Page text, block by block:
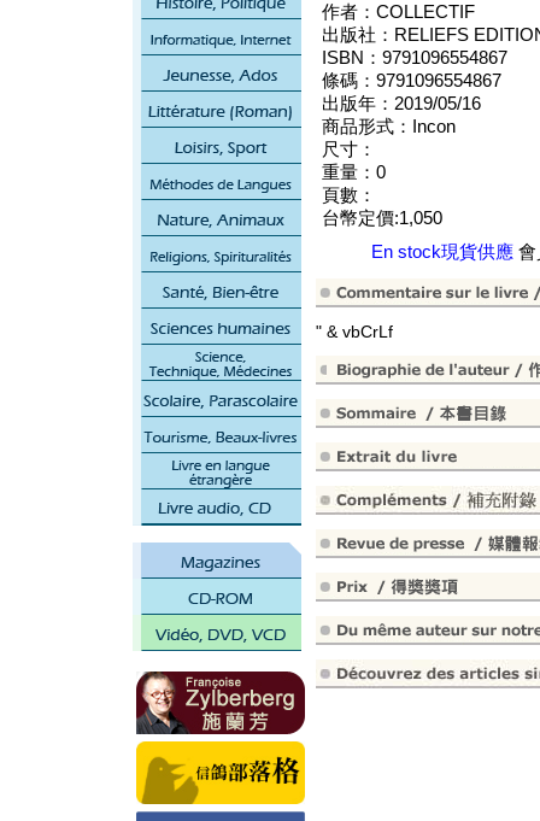
作者：COLLECTIF
出版社：RELIEFS
ISBN：9791096554867
條碼：9791096554867
出版年：2019/05/16
商品形式：Incon
尺寸：
重量：0
頁數：
台幣定價:1,050
En stock現貨供應 會
" & vbCrLf